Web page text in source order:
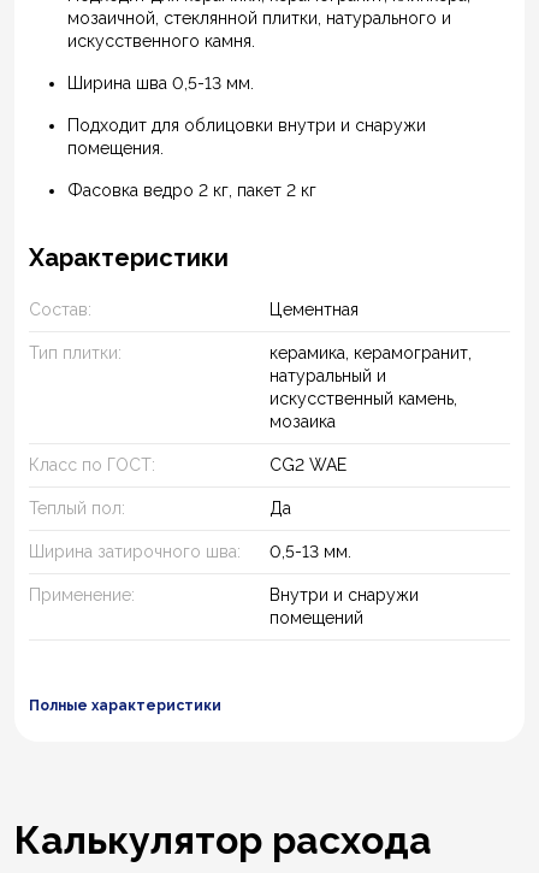
мозаичной, стеклянной плитки, натурального и
искусственного камня.
Ширина шва 0,5-13 мм.
Подходит для облицовки внутри и снаружи
помещения.
Фасовка ведро 2 кг, пакет 2 кг
Характеристики
Состав: Цементная
Тип плитки:
керамика, керамогранит,
натуральный и
искусственный камень,
мозаика
Класс по ГОСТ: CG2 WAE
Теплый пол: Да
Ширина затирочного шва: 0,5-13 мм.
Применение:
Внутри и снаружи
помещений
Полные характеристики
Калькулятор расхода